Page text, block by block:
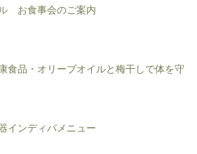
お食事会のご案内
食品・オリーブオイルと梅干しで体を守
インディバメニュー